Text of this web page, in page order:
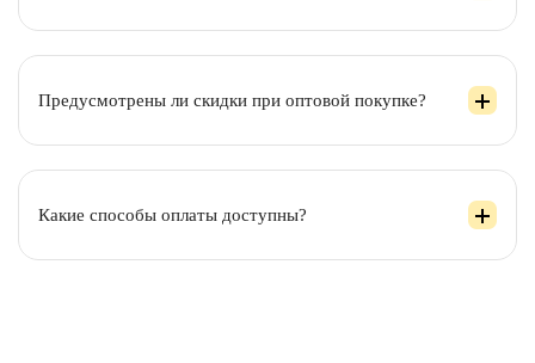
Предусмотрены ли скидки при оптовой покупке?
Какие способы оплаты доступны?